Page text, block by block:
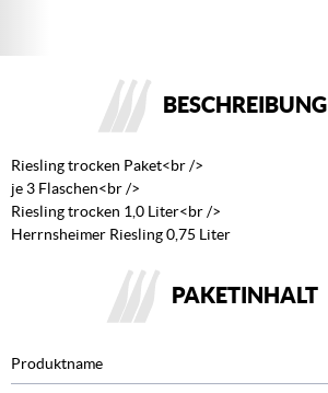
BESCHREIBUNG
Riesling trocken Paket<br />
je 3 Flaschen<br />
Riesling trocken 1,0 Liter<br />
Herrnsheimer Riesling 0,75 Liter
PAKETINHALT
Produktname